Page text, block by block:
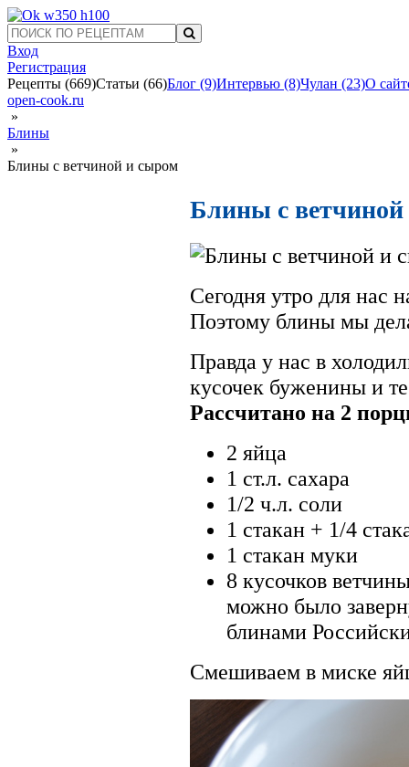
Вход
Регистрация
Рецепты (669)Статьи (66)Блог (9)Интервью (8)Чулан (23)О
open-cook.ru
»
Блины
»
Блины с ветчиной и сыром
Блины с
Сегодня утро для нас
Поэтому блины мы
Правда у нас в
кусочек буженины и
Рассчитано на 2
2 яйца
1 ст.л. сахара
1/2 ч.л. соли
1 стакан + 1/4
1 стакан муки
8 кусочков
можно было
блинами
Смешиваем в миске